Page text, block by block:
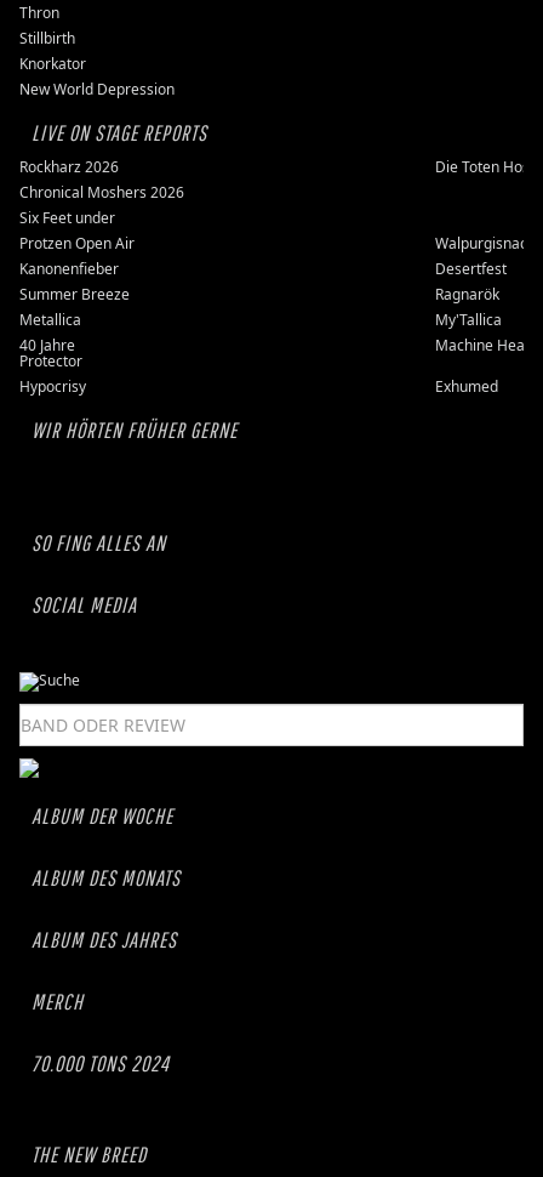
Thron
Stillbirth
Knorkator
New World Depression
LIVE ON STAGE REPORTS
Rockharz 2026
Die Toten
Chronical Moshers 2026
Six Feet under
Protzen Open Air
Walpurgisnacht
Kanonenfieber
Desertfest
Summer Breeze
Ragnarök
Metallica
My'Tallica
40 Jahre
Protector
Machine Head
Hypocrisy
Exhumed
WIR HÖRTEN FRÜHER GERNE
SO FING ALLES AN
SOCIAL MEDIA
ALBUM DER WOCHE
ALBUM DES MONATS
ALBUM DES JAHRES
MERCH
70.000 TONS 2024
THE NEW BREED